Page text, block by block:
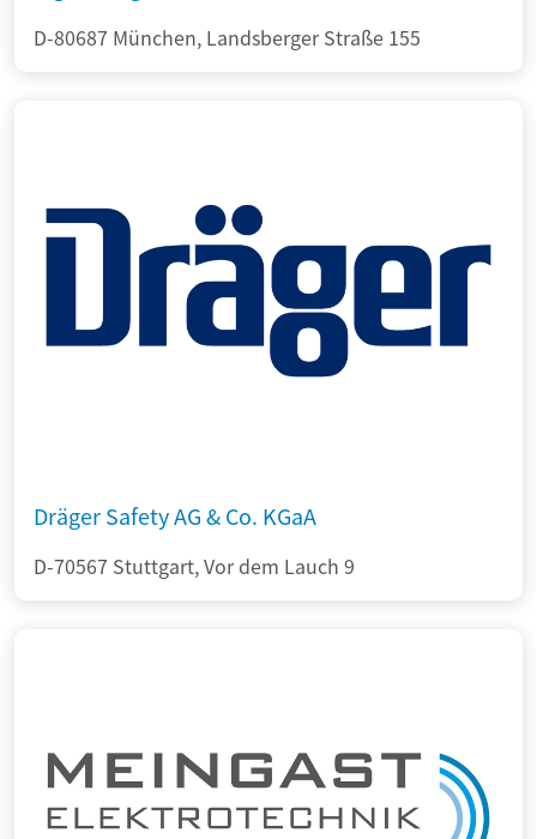
D-80687 München, Landsberger Straße 155
Dräger Safety AG & Co. KGaA
D-70567 Stuttgart, Vor dem Lauch 9